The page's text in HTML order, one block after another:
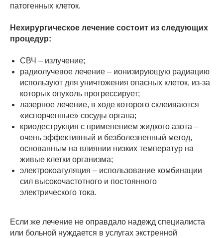
патогенных клеток.
Нехирургическое лечение состоит из следующих
процедур:
СВЧ – излучение;
радиолучевое лечение – ионизирующую радиацию
используют для уничтожения опасных клеток, из-за
которых опухоль прогрессирует;
лазерное лечение, в ходе которого склеиваются
«испорченные» сосуды органа;
криодеструкция с применением жидкого азота –
очень эффективный и безболезненный метод,
основанным на влиянии низких температур на
живые клетки организма;
электрокоагуляция – использование комбинации
сил высокочастотного и постоянного
электрического тока.
Если же лечение не оправдало надежд специалиста
или больной нуждается в услугах экстренной